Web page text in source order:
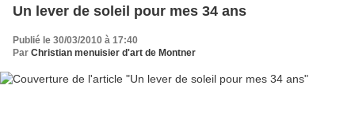
Un lever de soleil pour mes 34 ans
Publié le 30/03/2010 à 17:40
Par Christian menuisier d'art de Montner